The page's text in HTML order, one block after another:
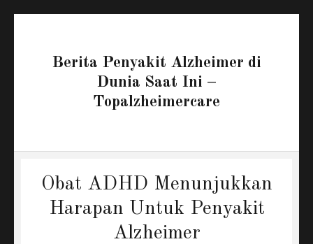
Berita Penyakit Alzheimer di
Dunia Saat Ini –
Topalzheimercare
Obat ADHD Menunjukkan
Harapan Untuk Penyakit
Alzheimer